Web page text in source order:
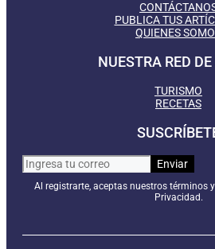
PUBLICA TUS
QUIENES
NUESTRA RED
TURISMO
RECETAS
Al registrarte, aceptas nuestros términos
Privacidad.